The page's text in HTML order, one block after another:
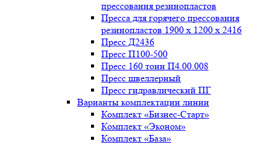
прессования резинопластов
Пресса для горячего прессования
резинопластов 1900 х 1200 х 2416
Пресс Д2436
Пресс П100-500
Пресс 160 тонн П4.00.008
Пресс швеллерный
Пресс гидравлический ПГ
Варианты комплектации линии
Комплект «Бизнес-Старт»
Комплект «Эконом»
Комплект «База»